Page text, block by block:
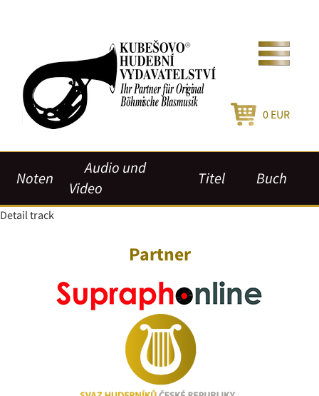
0 EUR
Noten
Audio und
Video
Titel Buch
Detail track
Partner